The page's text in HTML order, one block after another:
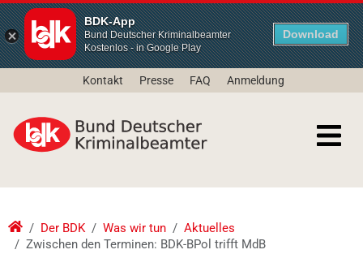
BDK-App
Bund Deutscher Kriminalbeamter
Kostenlos - in Google Play
Download
Kontakt Presse FAQ Anmeldung
Der BDK Was wir tun
Aktuelles
Zwischen den Terminen: BDK-BPol trifft MdB